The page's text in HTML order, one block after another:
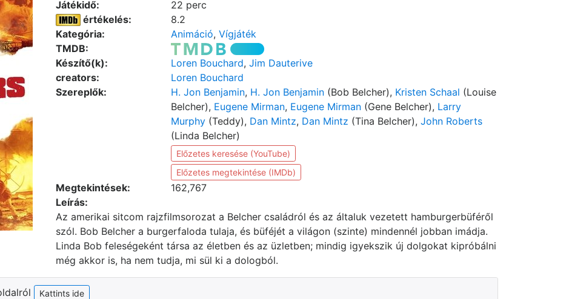
Játékidő:
22 perc
értékelés:
8.2
Kategória:
Animáció, Vígjáték
TMDB:
Készítő(k):
Loren Bouchard, Jim Dauterive
creators:
Loren Bouchard
Szereplők:
H. Jon Benjamin, H. Jon Benjamin (Bob Belcher), Kristen Schaal (Louise
Belcher), Eugene Mirman, Eugene Mirman (Gene Belcher), Larry
Murphy (Teddy), Dan Mintz, Dan Mintz (Tina Belcher), John Roberts
(Linda Belcher)
Előzetes keresése (YouTube)
Előzetes megtekintése (IMDb)
Megtekintések:
162,767
Leírás:
Az amerikai sitcom rajzfilmsorozat a Belcher családról és az általuk vezetett hamburgerbüféről
szól. Bob Belcher a burgerfaloda tulaja, és büféjét a világon (szinte) mindennél jobban imádja.
Linda Bob feleségeként társa az életben és az üzletben; mindig igyekszik új dolgokat kipróbálni
még akkor is, ha nem tudja, mi sül ki a dologból.
Kattints ide